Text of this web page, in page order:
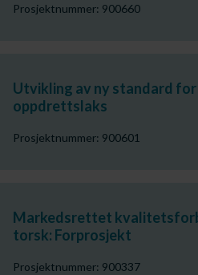
Prosjektnummer: 900660
Utvikling av ny standard
oppdrettslaks
Prosjektnummer: 900601
Markedsrettet
torsk: Forprosjekt
Prosjektnummer: 900337